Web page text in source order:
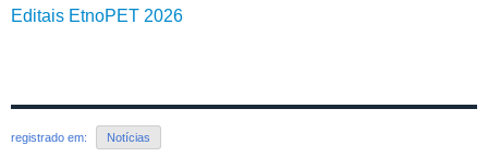
Editais EtnoPET 2026
registrado em: Notícias